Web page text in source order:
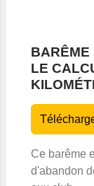
BARÊME
LE
Ce barême
d'abandon